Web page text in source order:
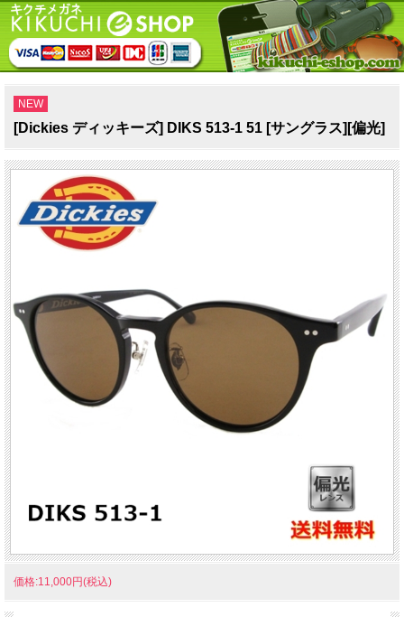
NEW
[Dickies ディッキーズ] DIKS 513-1 51 [サングラス][偏光]
価格:11,000円(税込)